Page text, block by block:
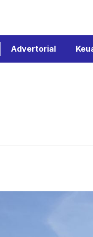
Advertorial